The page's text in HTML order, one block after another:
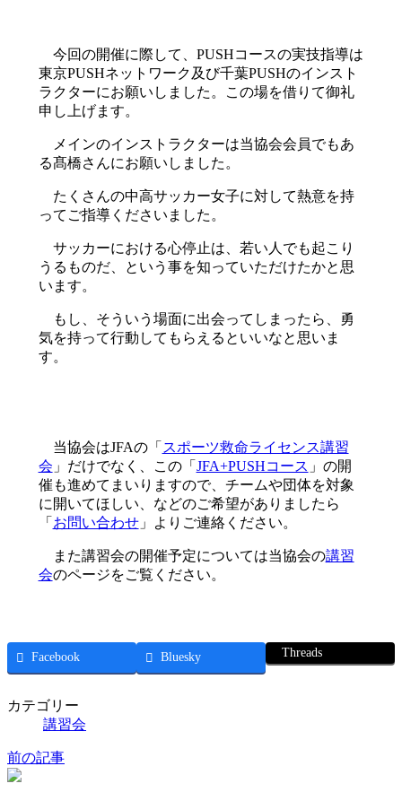
今回の開催に際して、PUSHコースの実技指導は
東京PUSHネットワーク及び千葉PUSHのインスト
ラクターにお願いしました。この場を借りて御礼
申し上げます。
メインのインストラクターは当協会会員でもあ
る髙橋さんにお願いしました。
たくさんの中高サッカー女子に対して熱意を持
ってご指導くださいました。
サッカーにおける心停止は、若い人でも起こり
うるものだ、という事を知っていただけたかと思
います。
もし、そういう場面に出会ってしまったら、勇
気を持って行動してもらえるといいなと思いま
す。
当協会はJFAの「 スポーツ救命ライセンス講習
会 」だけでなく、この「 JFA+PUSHコース 」の開
催も進めてまいりますので、チームや団体を対象
に開いてほしい、などのご希望がありましたら
「 お問い合わせ」よりご連絡ください。
また講習会の開催予定については当協会の講習
会のページをご覧ください。
Facebook Bluesky Threads
カテゴリー
講習会
前の記事